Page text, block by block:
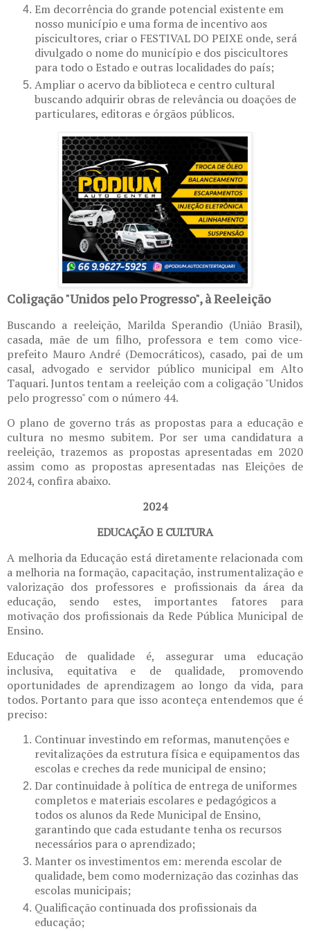
Em decorrência do grande potencial existente em
nosso município e uma forma de incentivo aos
piscicultores, criar o FESTIVAL DO PEIXE onde, será
divulgado o nome do município e dos piscicultores
para todo o Estado e outras localidades do país;
Ampliar o acervo da biblioteca e centro cultural
buscando adquirir obras de relevância ou doações de
particulares, editoras e órgãos públicos.
Coligação "Unidos pelo Progresso", à Reeleição
Buscando a reeleição, Marilda Sperandio (União Brasil),
casada, mãe de um filho, professora e tem como vice-
prefeito Mauro André (Democráticos), casado, pai de um
casal, advogado e servidor público municipal em Alto
Taquari. Juntos tentam a reeleição com a coligação "Unidos
pelo progresso" com o número 44.
O plano de governo trás as propostas para a educação e
cultura no mesmo subitem. Por ser uma candidatura a
reeleição, trazemos as propostas apresentadas em 2020
assim como as propostas apresentadas nas Eleições de
2024, confira abaixo.
2024
EDUCAÇÃO E CULTURA
A melhoria da Educação está diretamente relacionada com
a melhoria na formação, capacitação, instrumentalização e
valorização dos professores e profissionais da área da
educação, sendo estes, importantes fatores para
motivação dos profissionais da Rede Pública Municipal de
Ensino.
Educação de qualidade é, assegurar uma educação
inclusiva, equitativa e de qualidade, promovendo
oportunidades de aprendizagem ao longo da vida, para
todos. Portanto para que isso aconteça entendemos que é
preciso:
Continuar investindo em reformas, manutenções e
revitalizações da estrutura física e equipamentos das
escolas e creches da rede municipal de ensino;
Dar continuidade à política de entrega de uniformes
completos e materiais escolares e pedagógicos a
todos os alunos da Rede Municipal de Ensino,
garantindo que cada estudante tenha os recursos
necessários para o aprendizado;
Manter os investimentos em: merenda escolar de
qualidade, bem como modernização das cozinhas das
escolas municipais;
Qualificação continuada dos profissionais da
educação;